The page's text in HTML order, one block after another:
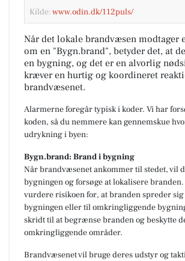
Kilde:www.odin.dk/112puls/
Når det lokale brandvæsen modtager
om en "Bygn.brand", betyder det, at
en bygning, og det er en alvorlig
kræver en hurtig og koordineret
brandvæsenet.
Alarmerne foregår typisk i koder. Vi har
koden, så du nemmere kan gennemskue
udrykning i byen:
Bygn.brand: Brand i bygning
Når brandvæsenet ankommer til stedet, vil
bygningen og forsøge at lokalisere branden.
vurdere risikoen for, at branden spreder
bygningen eller til omkringliggende
skridt til at begrænse branden og beskytte
omkringliggende områder.
Brandvæsenet vil bruge deres udstyr og